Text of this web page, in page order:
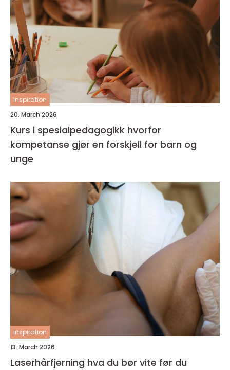
inspiration
20. March 2026
Kurs i spesialpedagogikk hvorfor
kompetanse gjør en forskjell for barn og
unge
inspiration
13. March 2026
Laserhårfjerning hva du bør vite før du